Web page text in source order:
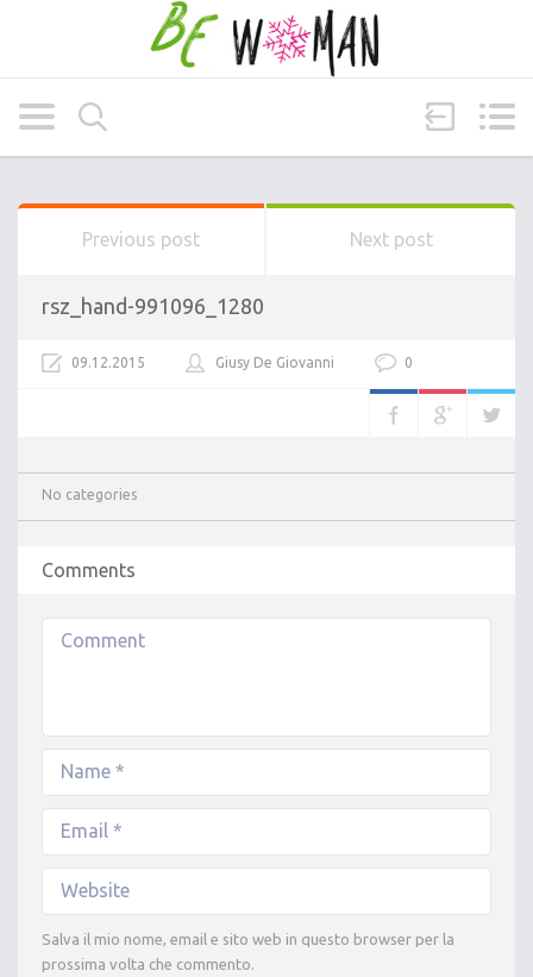
Previous post Next post
rsz_hand-991096_1280
09.12.2015 Giusy De Giovanni 0
No categories
Comments
Salva il mio nome, email e sito web in questo browser per la
prossima volta che commento.